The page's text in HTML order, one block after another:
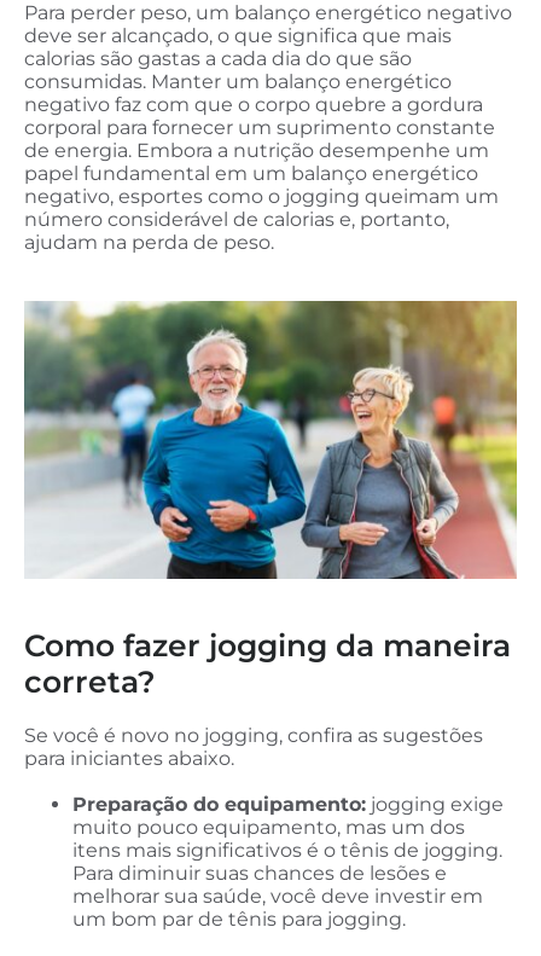
Para perder peso, um balanço energético negativo
deve ser alcançado, o que significa que mais
calorias são gastas a cada dia do que são
consumidas. Manter um balanço energético
negativo faz com que o corpo quebre a gordura
corporal para fornecer um suprimento constante
de energia. Embora a nutrição desempenhe um
papel fundamental em um balanço energético
negativo, esportes como o jogging queimam um
número considerável de calorias e, portanto,
ajudam na perda de peso.
Como fazer jogging da maneira
correta?
Se você é novo no jogging, confira as sugestões
para iniciantes abaixo.
Preparação do equipamento: jogging exige
muito pouco equipamento, mas um dos
itens mais significativos é o tênis de jogging.
Para diminuir suas chances de lesões e
melhorar sua saúde, você deve investir em
um bom par de tênis para jogging.